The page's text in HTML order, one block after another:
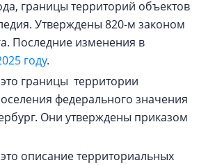
границы территорий объектов
Утверждены 820-м законом
Последние изменения в
году.
это границы территории
федерального значения
Они утверждены приказом
это описание территориальных